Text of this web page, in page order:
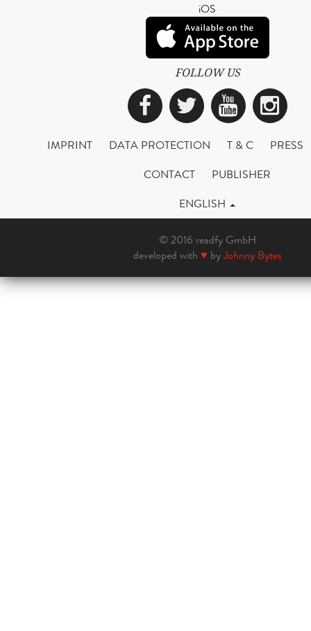
iOS
FOLLOW US
Facebook
Twitter
IMPRINT DATA PROTECTION T & C
PRESS
CONTACT
PUBLISHER
ENGLISH
© 2016 readfy GmbH
developed with ♥ byJohnny Bytes